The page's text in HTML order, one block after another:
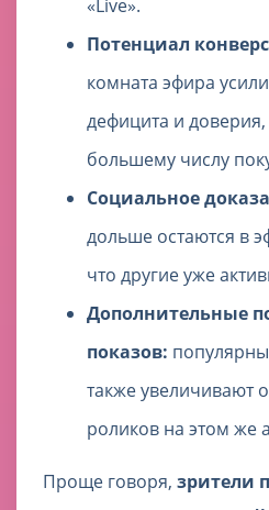
«Live».
Потенциал
комната эфира
дефицита и доверия,
большему числу
Социальное
дольше остаются в
что другие уже
Дополнительные
показов:
также увеличивают
роликов на этом же
Проще говоря, зрители